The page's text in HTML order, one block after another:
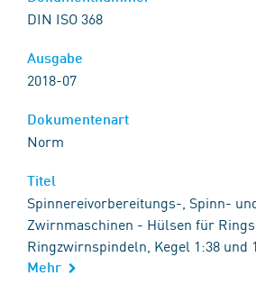
DIN ISO 368
2018-07
Norm
Spinnereivorbereitungs-, Spinn-
Zwirnmaschinen - Hülsen für
Ringzwirnspindeln, Kegel 1:38 und
Mehr